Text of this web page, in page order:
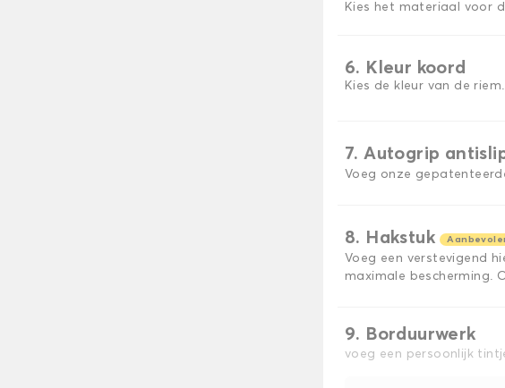
Kies het materiaal voor
6. Kleur koord
Kies de kleur van de riem.
7. Autogrip
Voeg onze
8. Hakstuk
Voeg een verstevigend
maximale bescherming.
9. Borduurwerk
voeg een persoonlijk